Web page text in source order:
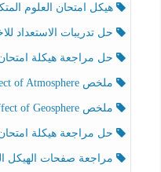
هيكل امتحان العلوم المتكاملة
حل تدريبات الاستعداد للاختبار
حل مراجعة هيكلة امتحان العلوم
ملخص Effect of Atmosphere حسب الهيكل الوزاري العلوم المتكاملة الصف الخامس انسبير الفصل الثالث
ملخص Effect of Geosphere حسب الهيكل الوزاري العلوم المتكاملة الصف الخامس انسبير الفصل الثالث
حل مراجعة هيكلة امتحان العلوم
مراجعة صفحات الهيكل العلوم